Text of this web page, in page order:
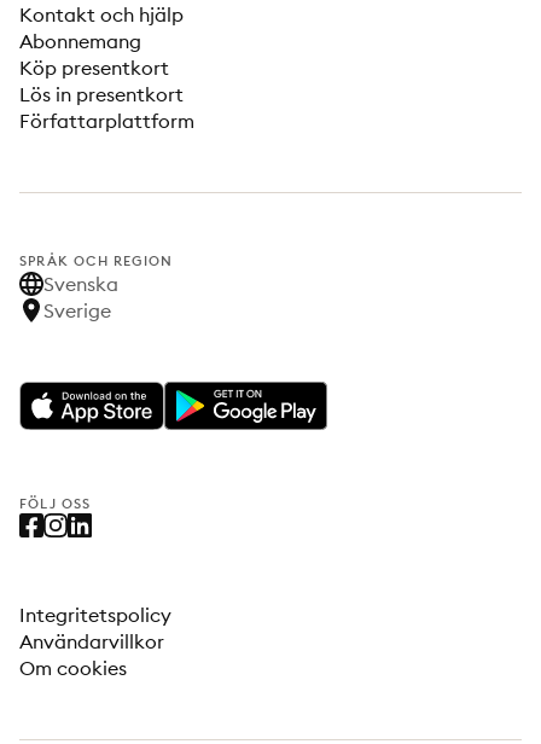
Kontakt och hjälp
Abonnemang
Köp presentkort
Lös in presentkort
Författarplattform
SPRÅK OCH REGION
Svenska
Sverige
FÖLJ OSS
Integritetspolicy
Användarvillkor
Om cookies